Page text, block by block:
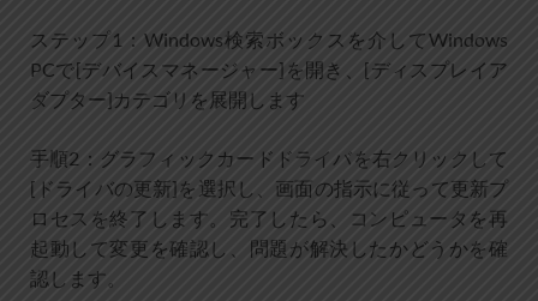
ステップ1：Windows検索ボックスを介してWindows
PCで[デバイスマネージャー]を開き、[ディスプレイア
ダプター]カテゴリを展開します
手順2：グラフィックカードドライバを右クリックして
[ドライバの更新]を選択し、画面の指示に従って更新プ
ロセスを終了します。完了したら、コンピュータを再
起動して変更を確認し、問題が解決したかどうかを確
認します。